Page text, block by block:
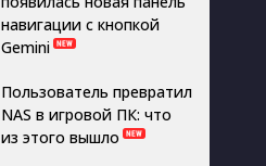
навигации с кнопкой
Gemini
Пользователь превратил
NAS в игровой ПК: что
из этого вышло